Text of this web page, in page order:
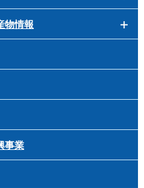
物情報
事業